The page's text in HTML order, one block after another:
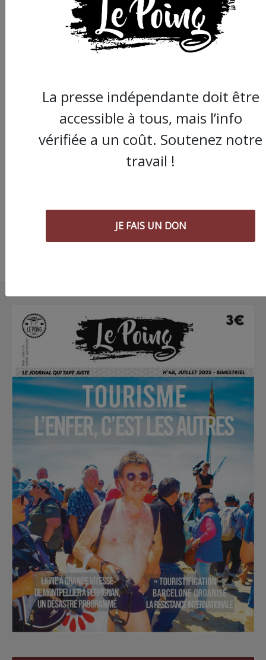
Dans l’Aude, une
de Noël pour les
prisonniers
La presse indépendante doit être
accessible à tous, mais l’info
vérifiée a un coût. Soutenez notre
travail !
JE FAIS UN DON